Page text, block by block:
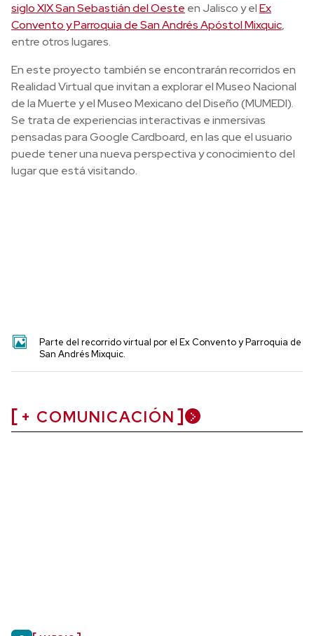
siglo XIX San Sebastián del Oeste en Jalisco y elEx
Convento y Parroquia de San Andrés Apóstol Mixquic,
entre otros lugares.
En este proyecto también se encontrarán recorridos en
Realidad Virtual que invitan a explorar el Museo Nacional
de la Muerte y el Museo Mexicano del Diseño (MUMEDI).
Se trata de experiencias interactivas e inmersivas
pensadas para Google Cardboard, en las que el usuario
puede tener una nueva perspectiva y conocimiento del
lugar que está visitando.
Parte del recorrido virtual por el Ex Convento y Parroquia de
San Andrés Mixquic.
+ COMUNICACIÓN